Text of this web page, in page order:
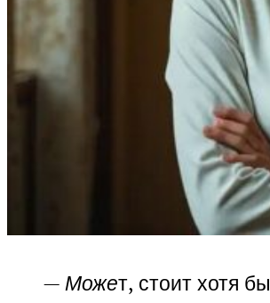
— Может, стоит хотя бы